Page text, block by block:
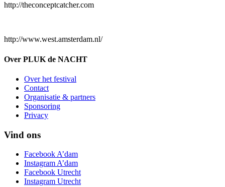
http://theconceptcatcher.com
http://www.west.amsterdam.nl/
Over PLUK de NACHT
Over het festival
Contact
Organisatie & partners
Sponsoring
Privacy
Vind ons
Facebook A’dam
Instagram A’dam
Facebook Utrecht
Instagram Utrecht